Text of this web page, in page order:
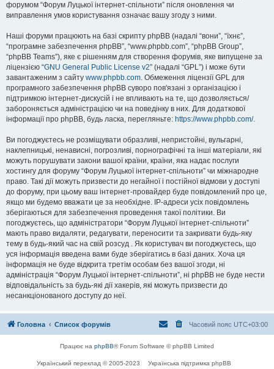
форумом “Форум Луцької інтернет-спільноти” після оновлення чи
виправлення умов користування означає вашу згоду з ними.
Наші форуми працюють на базі скрипту phpBB (надалі “вони”, “їхнє”,
“програмне забезпечення phpBB”, “www.phpbb.com”, “phpBB Group”,
“phpBB Teams”), яке є рішенням для створення форумів, яке випущене за
ліцензією “GNU General Public License v2” (надалі “GPL”) і може бути
завантаженим з сайту www.phpbb.com. Обмеження ліцензії GPL для
програмного забезпечення phpBB суворо пов'язані з організацією і
підтримкою інтернет-дискусій і не впливають на те, що дозволяється/
забороняється адміністрацією чи на поведінку в них. Для додаткової
інформації про phpBB, будь ласка, перегляньте: https://www.phpbb.com/.
Ви погоджуєтесь не розміщувати образливі, непристойні, вульгарні,
наклепницькі, ненависні, погрозливі, порнографічні та інші матеріали, які
можуть порушувати закони вашої країни, країни, яка надає послуги
хостингу для форуму “Форум Луцької інтернет-спільноти” чи міжнародне
право. Такі дії можуть призвести до негайної і постійної відмови у доступі
до форуму, при цьому ваш інтернет-провайдер буде повідомлений про це,
якщо ми будемо вважати це за необхідне. IP-адреси усіх повідомлень
зберігаються для забезпечення проведення такої політики. Ви
погоджуєтесь, що адміністратори “Форум Луцької інтернет-спільноти”
мають право видаляти, редагувати, переносити та закривати будь-яку
тему в будь-який час на свій розсуд . Як користувач ви погоджуєтесь, що
уся інформація введена вами буде зберігатись в базі даних. Хоча ця
інформація не буде відкрита третім особам без вашої згоди, ні
адміністрація “Форум Луцької інтернет-спільноти”, ні phpBB не буде нести
відповідальність за будь-які дії хакерів, які можуть призвести до
несанкціонованого доступу до неї.
Головна Список форумів Часовий пояс UTC+03:00
Працює на phpBB® Forum Software © phpBB Limited
Український переклад © 2005-2023 Українська підтримка phpBB